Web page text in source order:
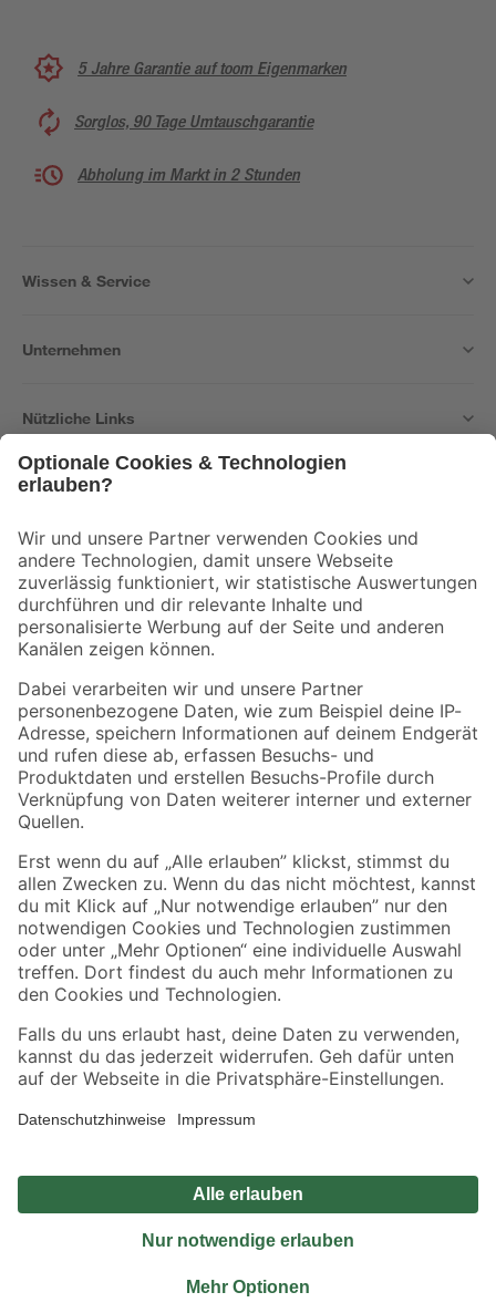
5 Jahre Garantie auf toom Eigenmarken
Sorglos, 90 Tage Umtauschgarantie
Abholung im Markt in 2 Stunden
Wissen & Service
Unternehmen
Nützliche Links
Der toom Newsletter: Keine Angebote und Aktionen mehr verpassen!
Zur Newsletter Anmeldung
Folge uns
Zahlungsarten Versandarten
Sicher einkaufen
Jetzt die toom-App herunterladen
Alle Preisangaben in EUR inkl. gesetzl. MwSt.. Die dargestellten Angebote sind unter
Umständen nicht in allen Märkten verfügbar. Die angegebenen Verfügbarkeiten beziehen
Produkte nur solange der Vorrat reicht.
*Paketversand ab 59 € versandkostenfrei, gilt nicht für Artikel mit Speditionsversand, hier
Privatsphäre Impressum
Nutzungsbedingungen
Widerrufsrecht
Vertrag widerrufen
© 2026 toom Baumarkt GmbH